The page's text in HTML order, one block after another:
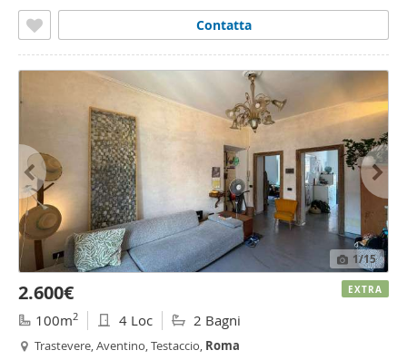
Contatta
1/15
2.600€
100m2 4 Loc 2 Bagni
Trastevere, Aventino, Testaccio, Roma
EXTRA